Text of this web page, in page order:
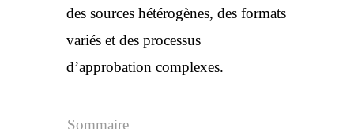
des sources hétérogènes, des formats
variés et des processus
d’approbation complexes.
Sommaire